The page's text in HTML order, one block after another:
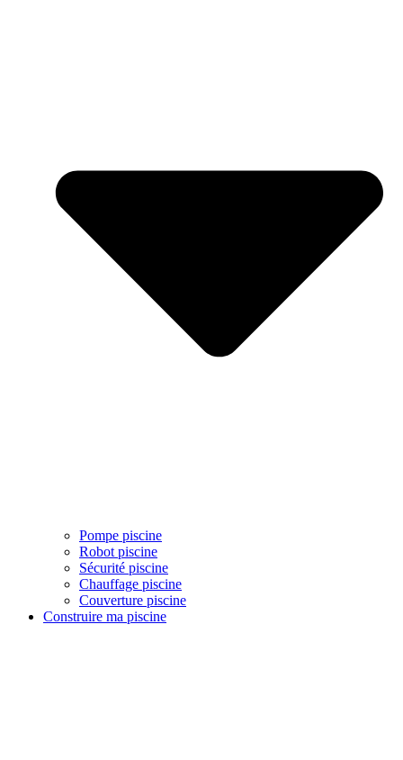
Pompe piscine
Robot piscine
Sécurité piscine
Chauffage piscine
Couverture piscine
Construire ma piscine